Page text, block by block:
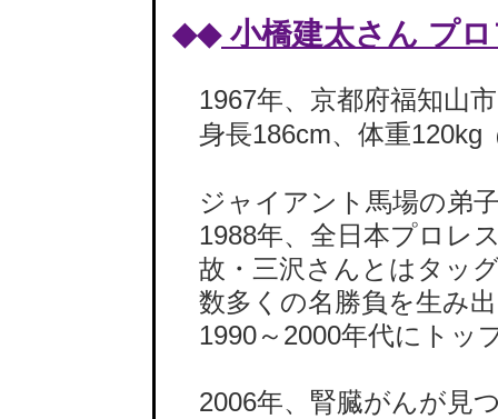
◆◆小橋建太さん プ
1967年、京都府福知山
身長186cm、体重120kg
ジャイアント馬場の弟
1988年、全日本プロレ
故・三沢さんとはタッ
数多くの名勝負を生み
1990～2000年代にトッ
2006年、腎臓がんが見